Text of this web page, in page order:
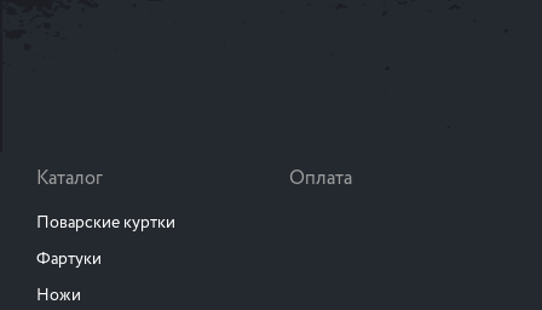
Каталог
Поварские куртки
Фартуки
Ножи
Оплата